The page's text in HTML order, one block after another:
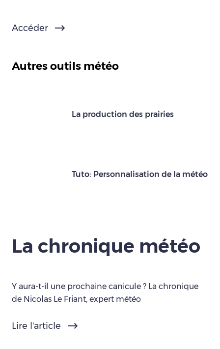
Accéder
Autres outils météo
La production des prairies
Tuto: Personnalisation de la météo
La chronique météo
Y aura-t-il une prochaine canicule ? La chronique
de Nicolas Le Friant, expert météo
Lire l'article